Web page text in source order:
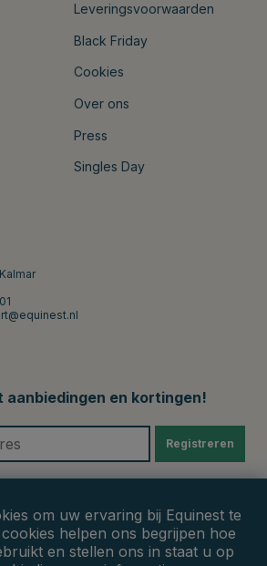
Leveringsvoorwaarden
Black Friday
Cookies
Over ons
Press
Singles Day
aanbiedingen en kortingen!
Registreren
om uw ervaring bij Equinest te
helpen ons begrijpen hoe
en stellen ons in staat u op